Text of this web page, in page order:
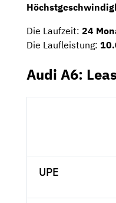
Die Laufzeit: 24
Die Laufleistung:
Audi A6:
UPE